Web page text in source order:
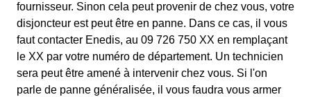
fournisseur. Sinon cela peut provenir de chez vous, votre
disjoncteur est peut être en panne. Dans ce cas, il vous
faut contacter Enedis, au 09 726 750 XX en remplaçant
le XX par votre numéro de département. Un technicien
sera peut être amené à intervenir chez vous. Si l'on
parle de panne généralisée, il vous faudra vous armer